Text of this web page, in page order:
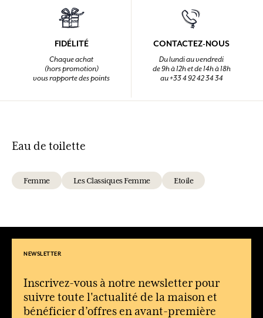
FIDÉLITÉ
Chaque achat
(hors promotion)
vous rapporte des points
CONTACTEZ-NOUS
Du lundi au vendredi
de 9h à 12h et de 14h à 18h
au +33 4 92 42 34 34
Eau de toilette
Femme Les Classiques Femme Etoile
NEWSLETTER
Inscrivez-vous à notre newsletter pour
suivre toute l'actualité de la maison et
bénéficier d’offres en avant-première